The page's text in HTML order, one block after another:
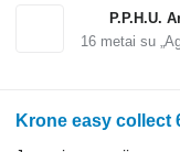
P.P.H.U.
16metai su
Krone easy collect